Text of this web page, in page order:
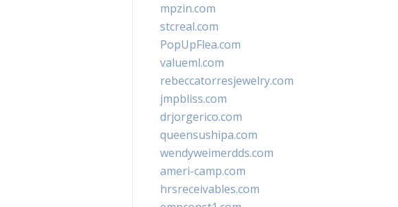
mpzin.com
stcreal.com
PopUpFlea.com
valueml.com
rebeccatorresjewelry.com
jmpbliss.com
drjorgerico.com
queensushipa.com
wendyweimerdds.com
ameri-camp.com
hrsreceivables.com